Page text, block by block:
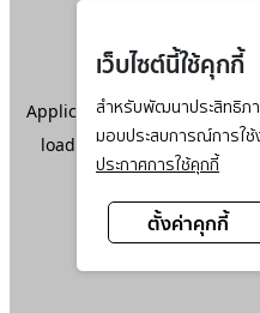
เว็บไซต์นี้ใช้คุกกี้
สำหรับพัฒนาประสิทธิภา
มอบประสบการณ์การใช้
ประกาศการใช้คุกกี้
ตั้งค่าคุกกี้
Application error: aclient-
loadingwww.ktc.co.th(see